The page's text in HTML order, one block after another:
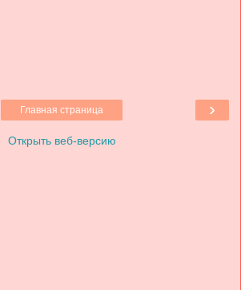
›
Главная страница
Открыть веб-версию